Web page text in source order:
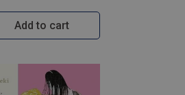
Add to cart